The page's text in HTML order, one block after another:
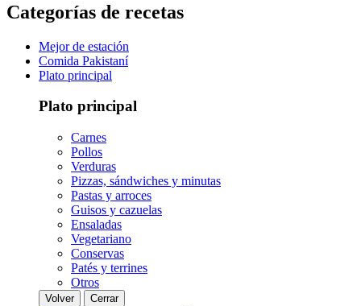
Categorías de recetas
Mejor de estación
Comida Pakistaní
Plato principal
Plato principal
Carnes
Pollos
Verduras
Pizzas, sándwiches y minutas
Pastas y arroces
Guisos y cazuelas
Ensaladas
Vegetariano
Conservas
Patés y terrines
Otros
Volver Cerrar